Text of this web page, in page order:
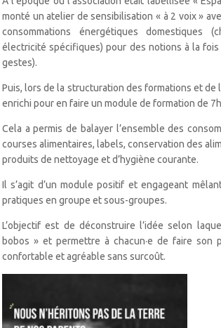
monté un atelier de sensibilisation « à 2 voix »
consommations énergétiques domestiques
électricité spécifiques) pour des notions à la
gestes).
Puis, lors de la structuration des formations et
enrichi pour en faire un module de formation de
Cela a permis de balayer l’ensemble des
courses alimentaires, labels, conservation des
produits de nettoyage et d’hygiène courante.
Il s’agit d’un module positif et engageant
pratiques en groupe et sous-groupes.
L’objectif est de déconstruire l’idée selon
bobos » et permettre à chacun·e de faire son
confortable et agréable sans surcoût.